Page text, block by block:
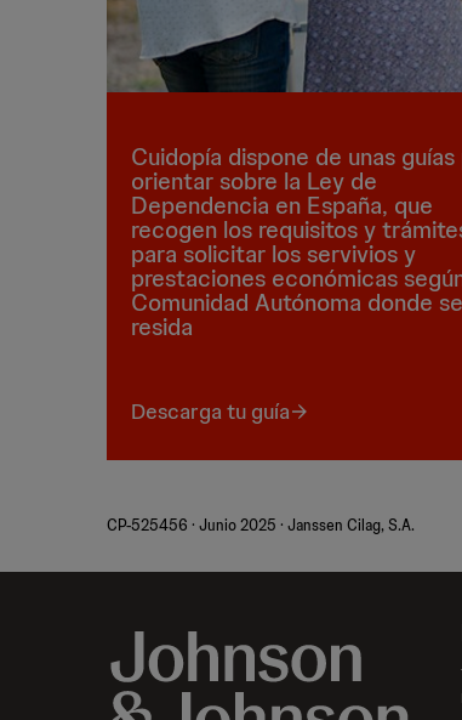
Cuidopía dispone de unas guías
orientar sobre la Ley de
Dependencia en España, que
recogen los requisitos y
para solicitar los servivios y
prestaciones económicas
Comunidad Autónoma donde se
resida
Descarga tu guía
CP-525456 · Junio 2025 · Janssen Cilag, S.A.